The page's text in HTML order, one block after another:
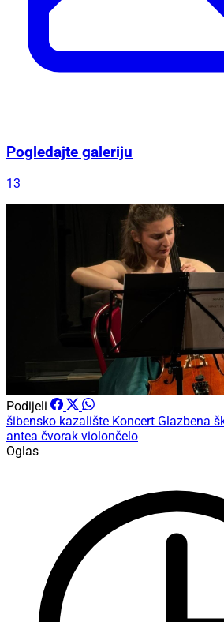
Pogledajte galeriju
13
Podijeli
šibensko kazalište Koncert Glazbena
antea čvorak violončelo
Oglas